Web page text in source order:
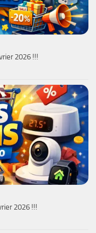
2026 !!!
2026 !!!